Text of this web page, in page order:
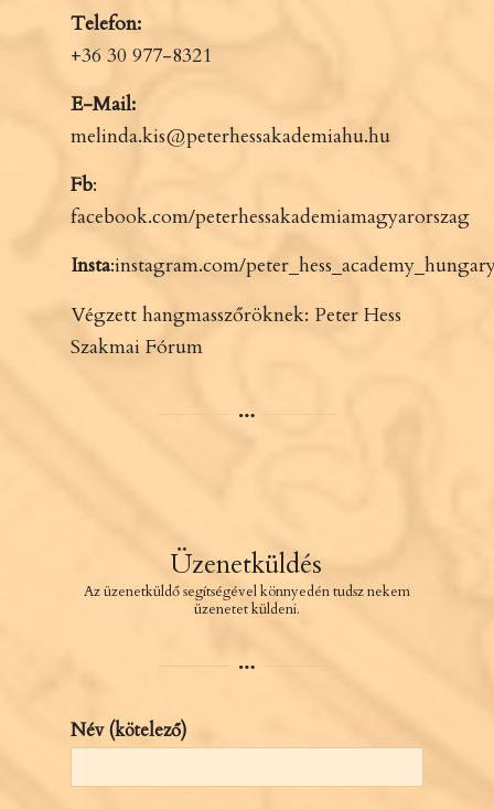
Telefon:
+36 30 977-8321
E-Mail:
melinda.kis@peterhessakademiahu.hu
Fb:
facebook.com/peterhessakademiamagyarorszag
Insta:instagram.com/
Végzett hangmasszőröknek: Peter Hess
Szakmai Fórum
Üzenetküldés
Az üzenetküldő segítségével könnyedén tudsz nekem
üzenetet küldeni.
Név (kötelező)